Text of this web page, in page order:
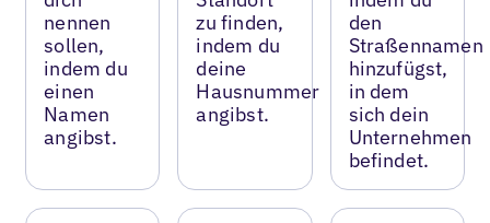
nennen
sollen,
indem du
einen
Namen
angibst.
zu finden,
indem du
deine
Hausnummer
angibst.
den
Straßennamen
hinzufügst,
in dem
sich dein
Unternehmen
befindet.